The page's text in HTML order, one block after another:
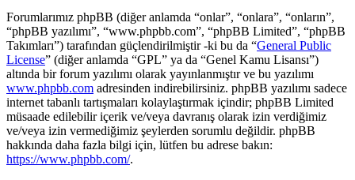
Forumlarımız phpBB (diğer anlamda “onlar”, “onlara”, “onların”,
“phpBB yazılımı”, “www.phpbb.com”, “phpBB Limited”, “phpBB
Takımları”) tarafından güçlendirilmiştir -ki bu da “General Public
License” (diğer anlamda “GPL” ya da “Genel Kamu Lisansı”)
altında bir forum yazılımı olarak yayınlanmıştır ve bu yazılımı
www.phpbb.com adresinden indirebilirsiniz. phpBB yazılımı sadece
internet tabanlı tartışmaları kolaylaştırmak içindir; phpBB Limited
müsaade edilebilir içerik ve/veya davranış olarak izin verdiğimiz
ve/veya izin vermediğimiz şeylerden sorumlu değildir. phpBB
hakkında daha fazla bilgi için, lütfen bu adrese bakın:
https://www.phpbb.com/.